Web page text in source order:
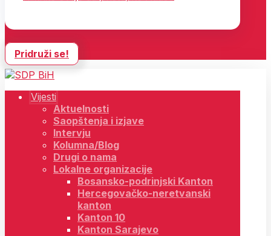
Pridruži se!
Vijesti
Aktuelnosti
Saopštenja i izjave
Intervju
Kolumna/Blog
Drugi o nama
Lokalne organizacije
Bosansko-podrinjski Kanton
Hercegovačko-neretvanski
kanton
Kanton 10
Kanton Sarajevo